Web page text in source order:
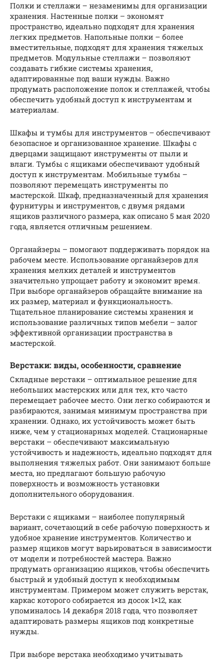
Полки и стеллажи – незаменимы для организации
хранения. Настенные полки – экономят
пространство, идеально подходят для хранения
легких предметов. Напольные полки – более
вместительные, подходят для хранения тяжелых
предметов. Модульные стеллажи – позволяют
создавать гибкие системы хранения,
адаптированные под ваши нужды. Важно
продумать расположение полок и стеллажей, чтобы
обеспечить удобный доступ к инструментам и
материалам.
Шкафы и тумбы для инструментов – обеспечивают
безопасное и организованное хранение. Шкафы с
дверцами защищают инструменты от пыли и
влаги. Тумбы с ящиками обеспечивают удобный
доступ к инструментам. Мобильные тумбы –
позволяют перемещать инструменты по
мастерской. Шкаф, предназначенный для хранения
фурнитуры и инструментов, с двумя рядами
ящиков различного размера, как описано 5 мая 2020
года, является отличным решением.
Органайзеры – помогают поддерживать порядок на
рабочем месте. Использование органайзеров для
хранения мелких деталей и инструментов
значительно упрощает работу и экономит время.
При выборе органайзеров обращайте внимание на
их размер, материал и функциональность.
Тщательное планирование системы хранения и
использование различных типов мебели – залог
эффективной организации пространства в
мастерской.
Верстаки: виды, особенности, сравнение
Складные верстаки – оптимальное решение для
небольших мастерских или для тех, кто часто
перемещает рабочее место. Они легко собираются и
разбираются, занимая минимум пространства при
хранении. Однако, их устойчивость может быть
ниже, чем у стационарных моделей. Стационарные
верстаки – обеспечивают максимальную
устойчивость и надежность, идеально подходят для
выполнения тяжелых работ. Они занимают больше
места, но предлагают большую рабочую
поверхность и возможность установки
дополнительного оборудования.
Верстаки с ящиками – наиболее популярный
вариант, сочетающий в себе рабочую поверхность и
удобное хранение инструментов. Количество и
размер ящиков могут варьироваться в зависимости
от модели и потребностей мастера. Важно
продумать организацию ящиков, чтобы обеспечить
быстрый и удобный доступ к необходимым
инструментам. Примером может служить верстак,
каркас которого собирается из досок 1×12, как
упоминалось 14 декабря 2018 года, что позволяет
адаптировать размеры ящиков под конкретные
нужды.
При выборе верстака необходимо учитывать